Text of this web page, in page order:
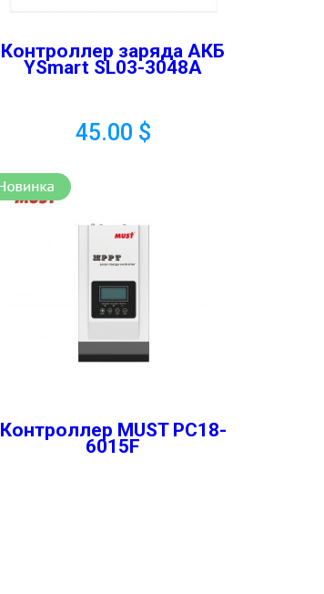
Контроллер заряда АКБ
YSmart SL03-3048A
45.00 $
Контроллер MUST PC18-
6015F